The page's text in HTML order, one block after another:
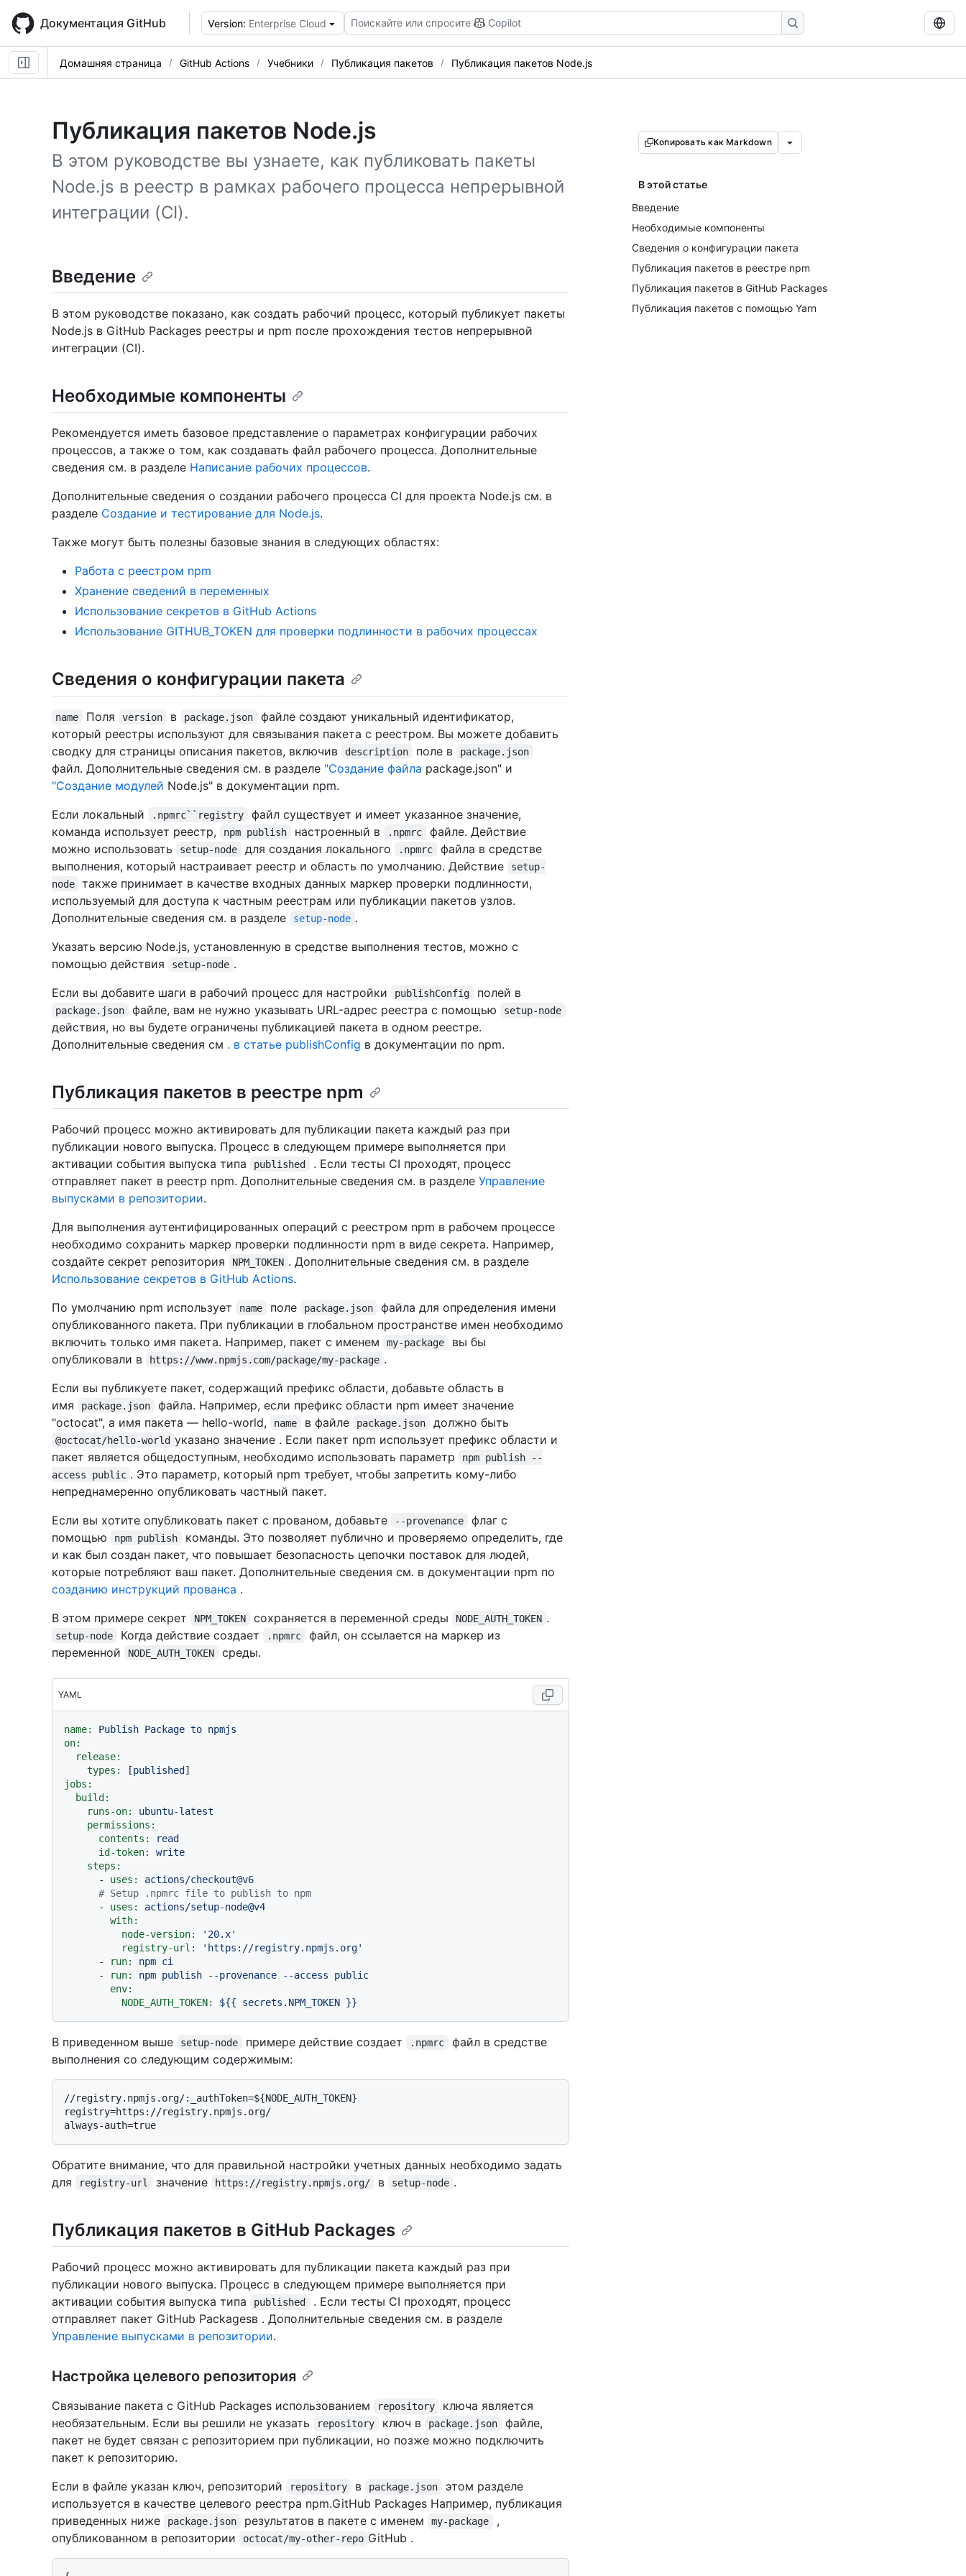
main
content
Документация GitHub Version: Enterprise Cloud Поискайте или спросите Copilot
Домашняя страница GitHub Actions Учебники Публикация пакетов Публикация пакетов Node.js
Публикация пакетов Node.js
В этом руководстве вы узнаете, как публиковать пакеты
Node.js в реестр в рамках рабочего процесса непрерывной
интеграции (CI).
Копировать как Markdown
В этой статье
Введение
Необходимые компоненты
Сведения о конфигурации пакета
Публикация пакетов в реестре npm
Публикация пакетов в GitHub Packages
Публикация пакетов с помощью Yarn
Введение
В этом руководстве показано, как создать рабочий процесс, который публикует пакеты
Node.js в GitHub Packages реестры и npm после прохождения тестов непрерывной
интеграции (CI).
Необходимые компоненты
Рекомендуется иметь базовое представление о параметрах конфигурации рабочих
процессов, а также о том, как создавать файл рабочего процесса. Дополнительные
сведения см. в разделе Написание рабочих процессов.
Дополнительные сведения о создании рабочего процесса CI для проекта Node.js см. в
разделе Создание и тестирование для Node.js.
Также могут быть полезны базовые знания в следующих областях:
Работа с реестром npm
Хранение сведений в переменных
Использование секретов в GitHub Actions
Использование GITHUB_TOKEN для проверки подлинности в рабочих процессах
Сведения о конфигурации пакета
name Поля version в package.json
файле создают уникальный идентификатор,
который реестры используют для связывания пакета с реестром. Вы можете добавить
сводку для страницы описания пакетов, включив
description поле в package.json
файл. Дополнительные сведения см. в разделе "Создание файла package.json" и
"Создание модулей Node.js" в документации npm.
Если локальный
.npmrc``registry
файл существует и имеет указанное значение,
команда использует реестр,
npm publish настроенный в .npmrc
файле. Действие
можно использовать
setup-node для создания локального .npmrc
файла в средстве
выполнения, который настраивает реестр и область по умолчанию. Действие
setup-
node
также принимает в качестве входных данных маркер проверки подлинности,
используемый для доступа к частным реестрам или публикации пакетов узлов.
Дополнительные сведения см. в разделе
setup-node .
Указать версию Node.js, установленную в средстве выполнения тестов, можно с
помощью действия
setup-node .
Если вы добавите шаги в рабочий процесс для настройки
publishConfig полей в
package.json файле, вам не нужно указывать URL-адрес реестра с помощью setup-node
действия, но вы будете ограничены публикацией пакета в одном реестре.
Дополнительные сведения см . в статье publishConfig в документации по npm.
Публикация пакетов в реестре npm
Рабочий процесс можно активировать для публикации пакета каждый раз при
публикации нового выпуска. Процесс в следующем примере выполняется при
активации события выпуска типа
published
. Если тесты CI проходят, процесс
отправляет пакет в реестр npm. Дополнительные сведения см. в разделе Управление
выпусками в репозитории.
Для выполнения аутентифицированных операций с реестром npm в рабочем процессе
необходимо сохранить маркер проверки подлинности npm в виде секрета. Например,
создайте секрет репозитория
NPM_TOKEN . Дополнительные сведения см. в разделе
Использование секретов в GitHub Actions.
По умолчанию npm использует
name поле package.json
файла для определения имени
опубликованного пакета. При публикации в глобальном пространстве имен необходимо
включить только имя пакета. Например, пакет с именем
my-package
вы бы
опубликовали в
https://www.npmjs.com/package/my-package .
Если вы публикуете пакет, содержащий префикс области, добавьте область в
имя
package.json
файла. Например, если префикс области npm имеет значение
"octocat", а имя пакета — hello-world,
name в файле package.json должно быть
@octocat/hello-world указано значение . Если пакет npm использует префикс области и
пакет является общедоступным, необходимо использовать параметр
npm publish --
access public . Это параметр, который npm требует, чтобы запретить кому-либо
непреднамеренно опубликовать частный пакет.
Если вы хотите опубликовать пакет с прованом, добавьте
--provenance
флаг с
помощью
npm publish
команды. Это позволяет публично и проверяемо определить, где
и как был создан пакет, что повышает безопасность цепочки поставок для людей,
которые потребляют ваш пакет. Дополнительные сведения см. в документации npm по
созданию инструкций прованса .
В этом примере секрет
NPM_TOKEN сохраняется в переменной среды NODE_AUTH_TOKEN .
setup-node Когда действие создает .npmrc
файл, он ссылается на маркер из
переменной
NODE_AUTH_TOKEN среды.
YAML
name: Publish Package to npmjs
on:
release:
types:
[published
jobs:
build:
runs-on:
ubuntu-latest
permissions:
contents:
read
id-token:
write
steps:
-
uses:
actions/checkout@v6
# Setup .npmrc file to publish to npm
-
uses:
actions/setup-node@v4
with:
node-version:
'20.x'
registry-url:
'https://registry.npmjs.org'
-
run: npm ci
-
run: npm publish --provenance --access
public
env:
NODE_AUTH_TOKEN:
${{ secrets.NPM_TOKEN }}
В приведенном выше setup-node примере действие создает .npmrc
файл в средстве
выполнения со следующим содержимым:
//registry.npmjs.org/:_authToken=${NODE_AUTH_TOKEN}
registry=https://registry.npmjs.org/
Обратите внимание, что для правильной настройки учетных данных необходимо задать
для
registry-url значение https://registry.npmjs.org/ в setup-node .
Публикация пакетов в GitHub Packages
Рабочий процесс можно активировать для публикации пакета каждый раз при
публикации нового выпуска. Процесс в следующем примере выполняется при
активации события выпуска типа
published
. Если тесты CI проходят, процесс
отправляет пакет GitHub Packagesв . Дополнительные сведения см. в разделе
Управление выпусками в репозитории.
Настройка целевого репозитория
Связывание пакета с GitHub Packages использованием repository
ключа является
необязательным. Если вы решили не указать
repository ключ в package.json
файле,
пакет не будет связан с репозиторием при публикации, но позже можно подключить
пакет к репозиторию.
Если в файле указан ключ, репозиторий
repository в package.json
этом разделе
используется в качестве целевого реестра npm.GitHub Packages Например, публикация
приведенных ниже
package.json результатов в пакете с именем my-package
,
опубликованном в репозитории
octocat/my-other-repo GitHub .